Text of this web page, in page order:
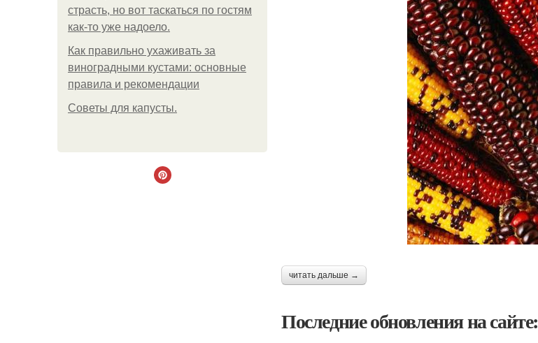
страсть, но вот таскаться по гостям
как-то уже надоело.
Как правильно ухаживать за
виноградными кустами: основные
правила и рекомендации
Советы для капусты.
читать дальше →
Последние обновления на сайте: